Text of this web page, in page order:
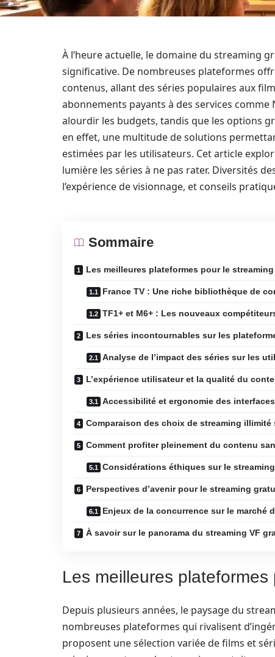
À l’heure actuelle, le domaine du streaming
significative. De nombreuses plateformes
contenus, allant des séries populaires aux
abonnements payants à des services
alourdir les budgets, tandis que les options
en effet, une multitude de solutions
estimées par les utilisateurs. Cet article
lumière les séries à ne pas rater. Diversités
l’expérience de visionnage, et conseils
Sommaire
Les meilleures plateformes pour le
France TV : Une riche bibliothèque de
TF1+ et M6+ : Les nouveaux
Les séries incontournables sur les
Analyse de l’impact des séries sur les
L’expérience utilisateur et la qualité du
Accessibilité et ergonomie des interfaces
Comparaison des choix de streaming
Comment profiter pleinement du contenu
Considérations éthiques sur le
Perspectives d’avenir pour le streaming
Enjeux de la concurrence sur le marché
À savoir sur le panorama du streaming VF
Les meilleures
Depuis plusieurs années, le paysage du
nombreuses plateformes qui rivalisent
proposent une sélection variée de films et